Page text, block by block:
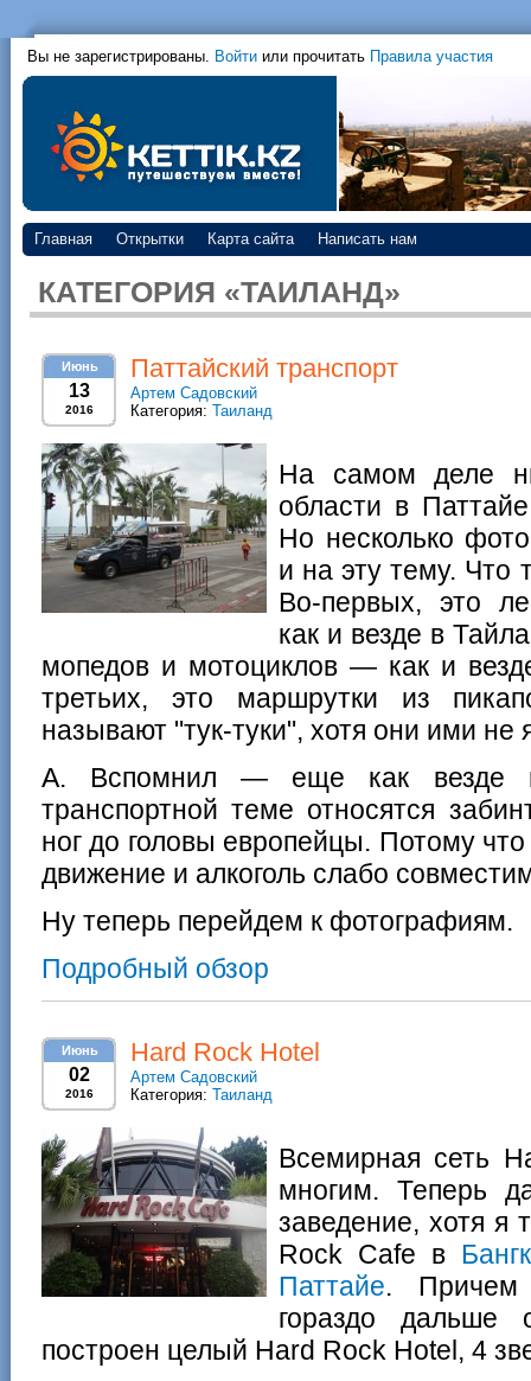
Вы не зарегистрированы. Войти или прочитать Правила участия
Главная Открытки Карта сайта Написать нам
КАТЕГОРИЯ «ТАИЛАНД»
Июнь
13
2016
Паттайский транспорт
Артем Садовский
Категория: Таиланд
На самом деле
области в
Но несколько
и на эту тему. Что
Во-первых, это
как и везде в
мопедов и мотоциклов — как и
третьих, это маршрутки из
называют "тук-туки", хотя они ими не
А. Вспомнил — еще как везде
транспортной теме относятся
ног до головы европейцы. Потому
движение и алкоголь слабо
Ну теперь перейдем к фотографиям.
Подробный обзор
Июнь
02
2016
Hard Rock Hotel
Артем Садовский
Категория: Таиланд
Всемирная сеть
многим. Теперь
заведение, хотя
Rock Cafe в
Паттайе. Причем
гораздо
построен целый Hard Rock Hotel, 4